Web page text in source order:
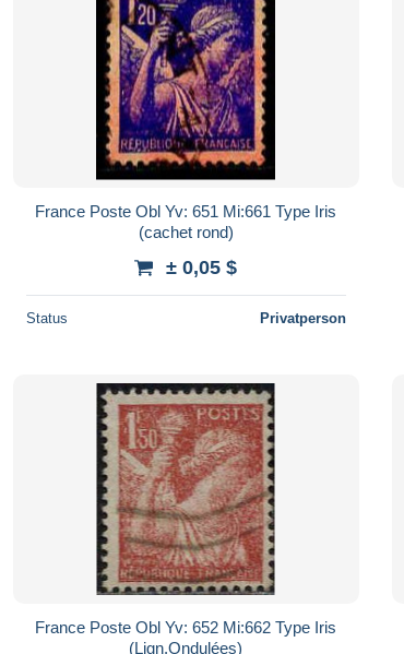
France Poste Obl Yv: 651 Mi:661 Type Iris
(cachet rond)
± 0,05 $
Status Privatperson
France Poste Obl Yv: 652 Mi:662 Type Iris
(Lign.Ondulées)